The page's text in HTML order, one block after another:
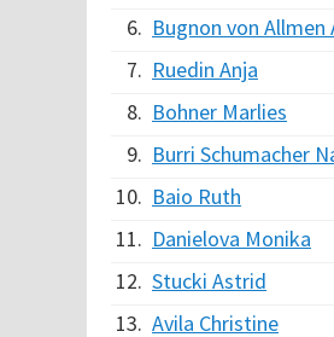
6. Bugnon von Allmen
7. Ruedin Anja
8. Bohner Marlies
9. Burri Schumacher
10. Baio Ruth
11. Danielova Monika
12. Stucki Astrid
13. Avila Christine